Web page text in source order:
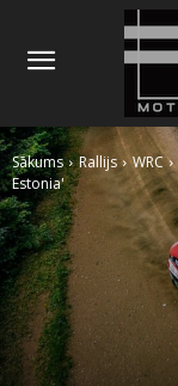
Sākums Rallijs WRC
Estonia'